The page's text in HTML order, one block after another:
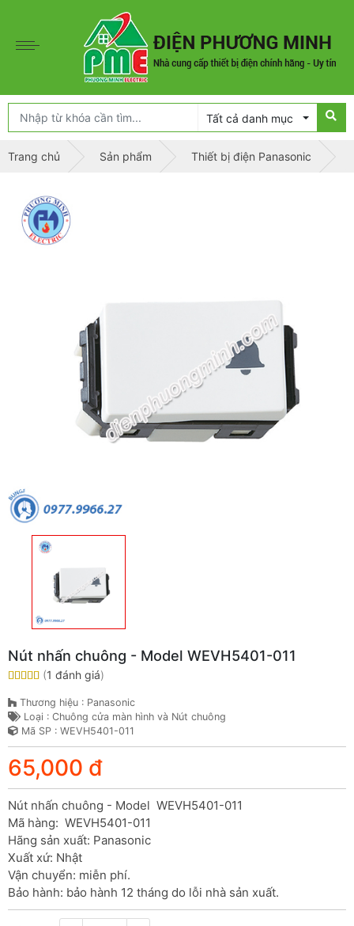
Tất cả danh mục
Trang chủ Sản phẩm Thiết bị điện Panasonic
Nút nhấn chuông - Model WEVH5401-011
(1 đánh giá)
Thương hiệu : Panasonic
Loại : Chuông cửa màn hình và Nút chuông
Mã SP : WEVH5401-011
65,000 đ
Nút nhấn chuông - Model  WEVH5401-011
Mã hàng:  WEVH5401-011
Hãng sản xuất: Panasonic
Xuất xứ: Nhật
Vận chuyển: miễn phí.
Bảo hành: bảo hành 12 tháng do lỗi nhà sản xuất.